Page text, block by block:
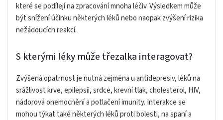
které se podílejí na zpracování mnoha léčiv. Výsledkem může
být snížení účinku některých léků nebo naopak zvýšení rizika
nežádoucích reakcí.
S kterými léky může třezalka interagovat?
Zvýšená opatrnost je nutná zejména u antidepresiv, léků na
srážlivost krve, epilepsii, srdce, krevní tlak, cholesterol, HIV,
nádorová onemocnění a potlačení imunity. Interakce se
mohou týkat také některých léků proti bolesti, na spaní a